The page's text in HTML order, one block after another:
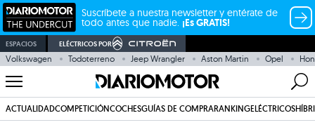
Suscríbete a nuestra newsletter y entérate de
todo antes que nadie. ¡Es GRATIS!
ESPACIOS ELÉCTRICOS POR
Volkswagen Todoterreno Jeep Wrangler Aston Martin Opel
ACTUALIDADCOMPETICIÓNCOCHESGUÍAS DE COMPRARANKINGELÉCTRICOS